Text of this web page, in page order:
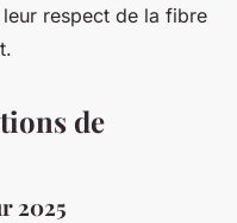
respect de la fibre
de
2025